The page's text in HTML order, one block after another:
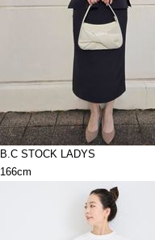
B.C STOCK LADYS
166cm